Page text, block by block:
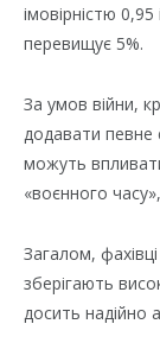
імовірністю
перевищує 5%.
За умов війни,
додавати певне
можуть
«воєнного
Загалом,
зберігають
досить надійно